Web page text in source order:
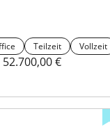
Teilzeit Vollzeit
€